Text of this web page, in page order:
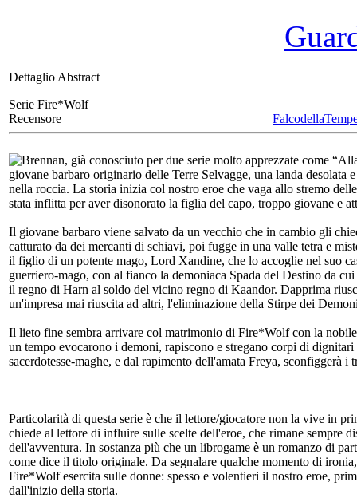
Dettaglio Abstract
Serie Fire*Wolf
Recensore
Brennan, già conosciuto per due serie molto apprezzate come
giovane barbaro originario delle Terre Selvagge, una landa
nella roccia. La storia inizia col nostro eroe che vaga allo stremo
stata inflitta per aver disonorato la figlia del capo, troppo giovane e
Il giovane barbaro viene salvato da un vecchio che in cambio gli
catturato da dei mercanti di schiavi, poi fugge in una valle tetra e
il figlio di un potente mago, Lord Xandine, che lo accoglie nel suo
guerriero-mago, con al fianco la demoniaca Spada del Destino da
il regno di Harn al soldo del vicino regno di Kaandor. Dapprima
un'impresa mai riuscita ad altri, l'eliminazione della Stirpe dei
Il lieto fine sembra arrivare col matrimonio di Fire*Wolf con la
un tempo evocarono i demoni, rapiscono e stregano corpi di
sacerdotesse-maghe, e dal rapimento dell'amata Freya, sconfiggerà
Particolarità di questa serie è che il lettore/giocatore non la vive in
chiede al lettore di influire sulle scelte dell'eroe, che rimane sempre
dell'avventura. In sostanza più che un librogame è un romanzo di
come dice il titolo originale. Da segnalare qualche momento di
Fire*Wolf esercita sulle donne: spesso e volentieri il nostro eroe,
dall'inizio della storia.